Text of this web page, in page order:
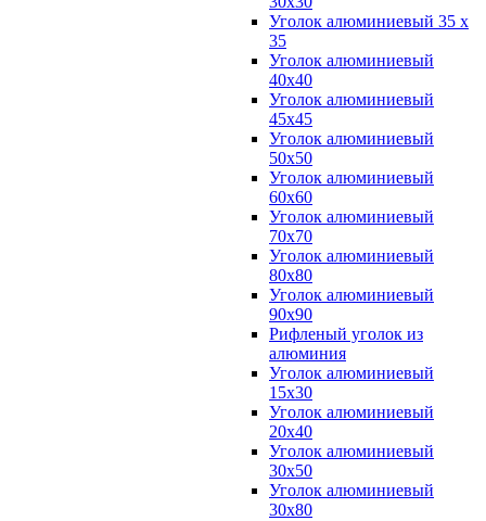
Уголок алюминиевый 35 х
35
Уголок алюминиевый
40х40
Уголок алюминиевый
45х45
Уголок алюминиевый
50х50
Уголок алюминиевый
60х60
Уголок алюминиевый
70х70
Уголок алюминиевый
80х80
Уголок алюминиевый
90х90
Рифленый уголок из
алюминия
Уголок алюминиевый
15х30
Уголок алюминиевый
20х40
Уголок алюминиевый
30х50
Уголок алюминиевый
30х80